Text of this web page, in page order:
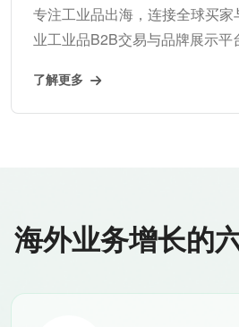
专注工业品出海，连接全球买
业工业品B2B交易与品牌展示平
了解更多
海外业务增长的